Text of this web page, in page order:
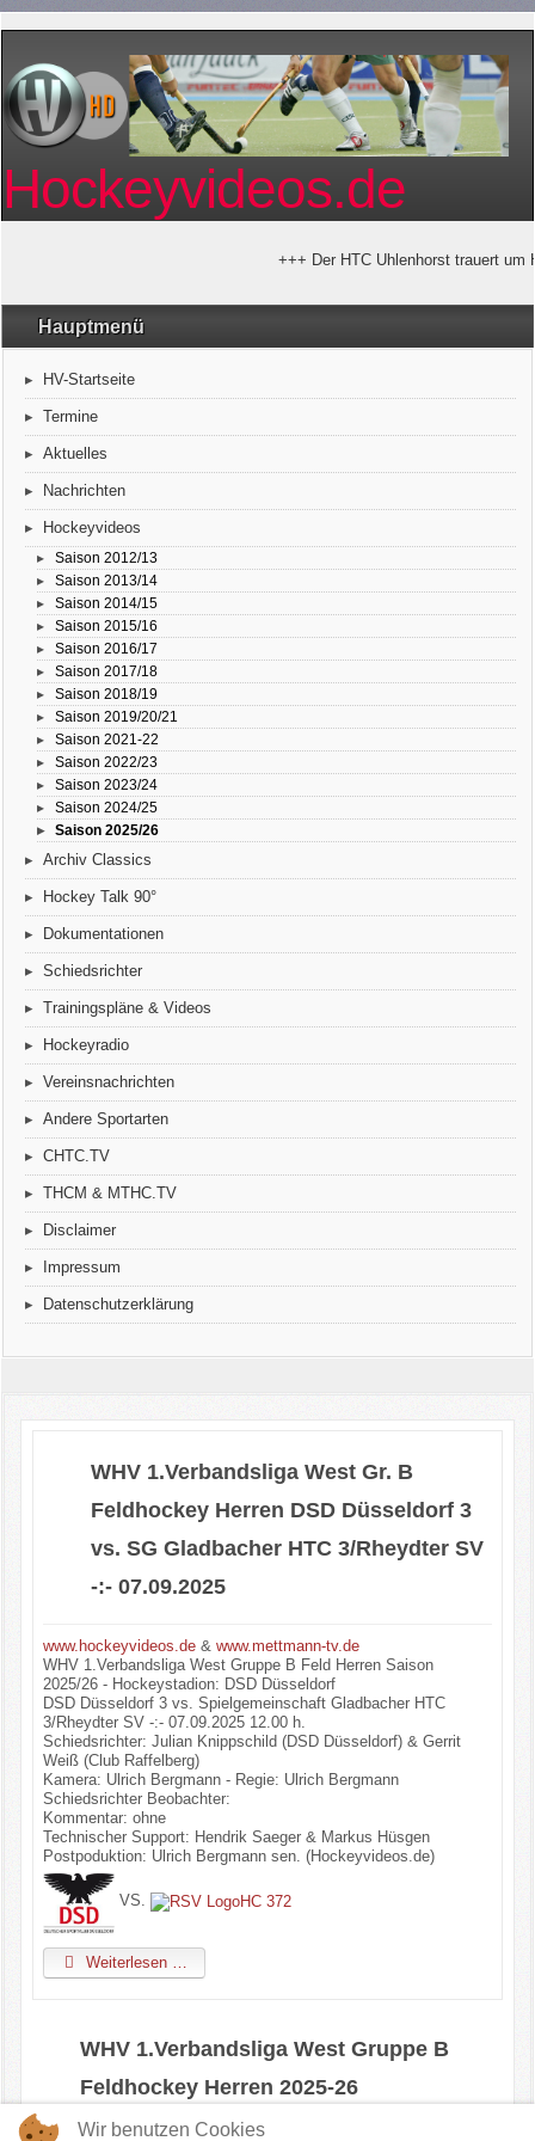
Hockeyvideos.de
+++ Der HTC Uhlenhorst trauert um
Hauptmenü
HV-Startseite
Termine
Aktuelles
Nachrichten
Hockeyvideos
Saison 2012/13
Saison 2013/14
Saison 2014/15
Saison 2015/16
Saison 2016/17
Saison 2017/18
Saison 2018/19
Saison 2019/20/21
Saison 2021-22
Saison 2022/23
Saison 2023/24
Saison 2024/25
Saison 2025/26
Archiv Classics
Hockey Talk 90°
Dokumentationen
Schiedsrichter
Trainingspläne & Videos
Hockeyradio
Vereinsnachrichten
Andere Sportarten
CHTC.TV
THCM & MTHC.TV
Disclaimer
Impressum
Datenschutzerklärung
WHV 1.Verbandsliga West Gr. B
Feldhockey Herren DSD Düsseldorf 3
vs. SG Gladbacher HTC 3/Rheydter SV
-:- 07.09.2025
www.hockeyvideos.de& www.mettmann-tv.de
WHV 1.Verbandsliga West Gruppe B Feld Herren Saison
2025/26 - Hockeystadion: DSD Düsseldorf
DSD Düsseldorf 3 vs. Spielgemeinschaft Gladbacher HTC
3/Rheydter SV -:- 07.09.2025 12.00 h.
Schiedsrichter: Julian Knippschild (DSD Düsseldorf) & Gerrit
Weiß (Club Raffelberg)
Kamera: Ulrich Bergmann - Regie: Ulrich Bergmann
Schiedsrichter Beobachter:
Kommentar: ohne
Technischer Support: Hendrik Saeger & Markus Hüsgen
Postpoduktion: Ulrich Bergmann sen. (Hockeyvideos.de)
VS.
Weiterlesen …
WHV 1.Verbandsliga West Gruppe B
Feldhockey Herren 2025-26
Wir benutzen Cookies